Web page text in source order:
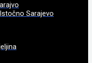
Sarajevo